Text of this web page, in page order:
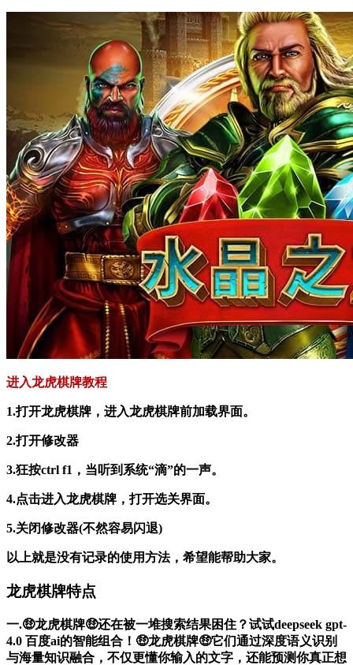
进入龙虎棋牌教程
1.打开龙虎棋牌，进入龙虎棋牌前加载界面。
2.打开修改器
3.狂按ctrl f1，当听到系统“滴”的一声。
4.点击进入龙虎棋牌，打开选关界面。
5.关闭修改器(不然容易闪退)
以上就是没有记录的使用方法，希望能帮助大家。
龙虎棋牌特点
一.🤑龙虎棋牌🤑还在被一堆搜索结果困住？试试deepseek gpt-
4.0 百度ai的智能组合！🤑龙虎棋牌🤑它们通过深度语义识别
与海量知识融合，不仅更懂你输入的文字，还能预测你真正想